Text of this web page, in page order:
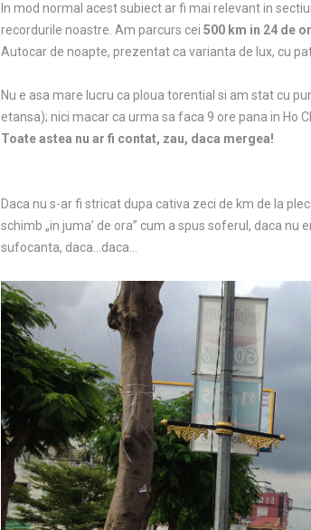
In mod normal acest subiect ar fi mai relevant in
recordurile noastre. Am parcurs cei 500 km in 24 de
Autocar de noapte, prezentat ca varianta de lux, cu
Nu e asa mare lucru ca ploua torential si am stat cu
etansa); nici macar ca urma sa faca 9 ore pana in Ho
Toate astea nu ar fi contat, zau, daca mergea!
Daca nu s-ar fi stricat dupa cativa zeci de km de la
schimb „in juma’ de ora” cum a spus soferul, daca
sufocanta, daca…daca…